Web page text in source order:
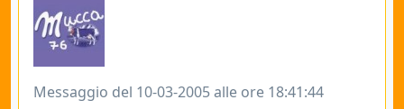
Messaggio del 10-03-2005 alle ore 18:41:44